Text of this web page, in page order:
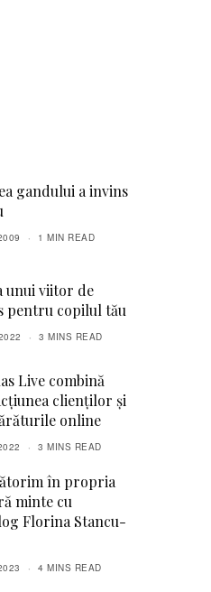
gandului a invins
1 MIN READ
unui viitor de
pentru copilul tău
3 MINS READ
Live combină
clienților și
online
3 MINS READ
în propria
minte cu
Florina Stancu-
4 MINS READ